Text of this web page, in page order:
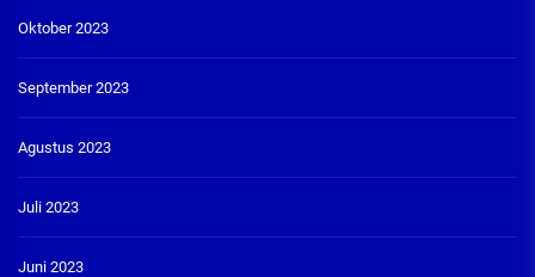
Oktober 2023
September 2023
Agustus 2023
Juli 2023
Juni 2023